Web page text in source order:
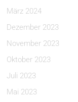
März 2024
Dezember 2023
November 2023
Oktober 2023
Juli 2023
Mai 2023